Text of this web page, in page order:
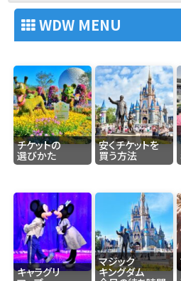
WDW MENU
チケットの
選びかた
安くチケットを
買う方法
キャラグリ
マジック
キングダム